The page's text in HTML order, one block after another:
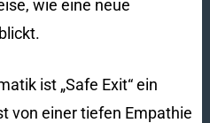
wie eine neue
ist „Safe Exit“ ein
von einer tiefen Empathie